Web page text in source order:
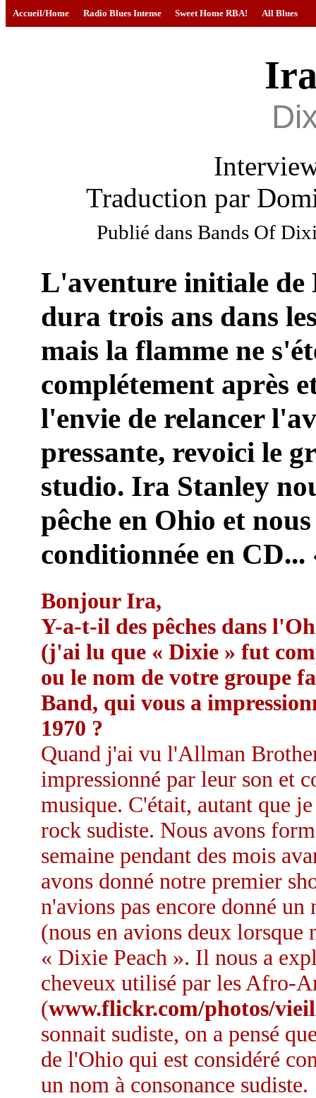
Accueil/Home Radio Blues Intense Sweet Home RBA! All Blues
Traduction par
Publié dans Bands Of
L'aventure initiale de
dura trois ans dans
mais la flamme ne
complétement après
l'envie de relancer
pressante, revoici le
studio. Ira Stanley
pêche en Ohio et
conditionnée en
Bonjour Ira,
Y-a-t-il des pêches dans
(j'ai lu que « Dixie » fut
ou le nom de votre groupe
Band, qui vous a
1970 ?
Quand j'ai vu l'Allman
impressionné par leur son et
musique. C'était, autant que
rock sudiste. Nous avons
semaine pendant des mois
avons donné notre premier
n'avions pas encore donné
(nous en avions deux lorsque
« Dixie Peach ». Il nous a
cheveux utilisé par les Afro-
(www.flickr.com/photos/
sonnait sudiste, on a pensé
de l'Ohio qui est considéré
un nom à consonance sudiste.